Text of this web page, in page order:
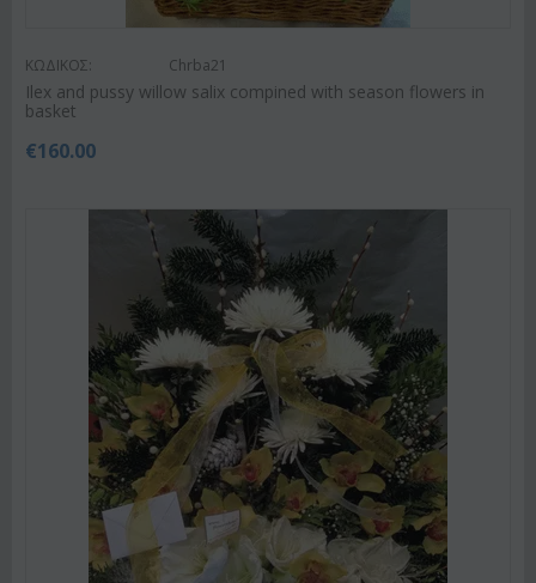
ΚΩΔΙΚΟΣ: Chrba21
Ilex and pussy willow salix compined with season flowers in
basket
€160.00